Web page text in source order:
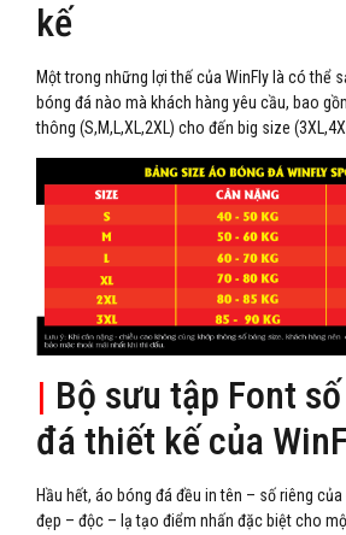
kế
Một trong những lợi thế của WinFly là có thể
bóng đá nào mà khách hàng yêu cầu, bao
thông (S,M,L,XL,2XL) cho đến big size
| Bộ sưu tập Font
đá thiết kế của
Hầu hết, áo bóng đá đều in tên – số riêng
đẹp – độc – lạ tạo điểm nhấn đặc biệt cho